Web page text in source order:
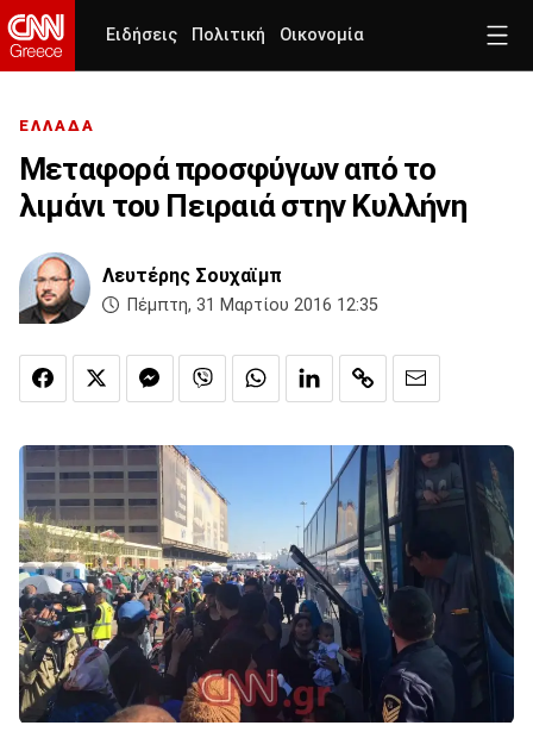
Ειδήσεις Πολιτική Οικονομία
ΕΛΛΑΔΑ
Μεταφορά προσφύγων από το
λιμάνι του Πειραιά στην Κυλλήνη
Λευτέρης Σουχαϊμπ
Πέμπτη, 31 Μαρτίου 2016 12:35